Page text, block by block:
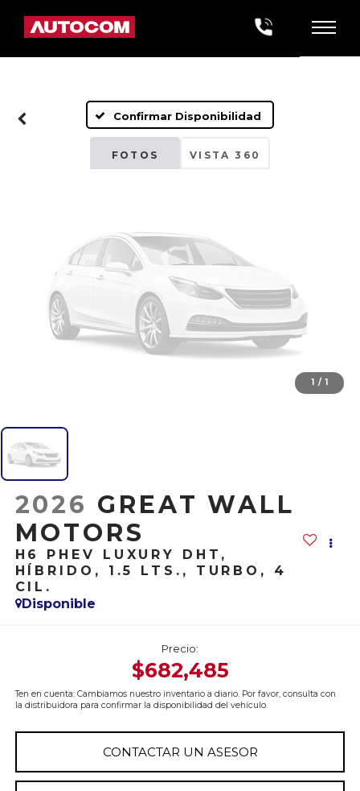
Confirmar Disponibilidad
FOTOS VISTA 360
Fotos No
Disponibles
Por favor, revise luego
1 / 1
2026 GREAT WALL
MOTORS
H6 PHEV LUXURY DHT,
HÍBRIDO, 1.5 LTS., TURBO, 4
CIL.
Disponible
Precio:
$682,485
Ten en cuenta: Cambiamos nuestro inventario a diario. Por favor, consulta con
la distribuidora para confirmar la disponibilidad del vehículo.
CONTACTAR UN ASESOR